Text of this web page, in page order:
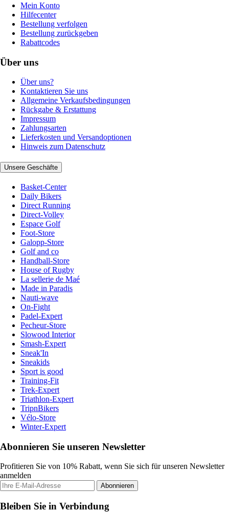
Mein Konto
Hilfecenter
Bestellung verfolgen
Bestellung zurückgeben
Rabattcodes
Über uns
Über uns?
Kontaktieren Sie uns
Allgemeine Verkaufsbedingungen
Rückgabe & Erstattung
Impressum
Zahlungsarten
Lieferkosten und Versandoptionen
Hinweis zum Datenschutz
Unsere Geschäfte
Basket-Center
Daily Bikers
Direct Running
Direct-Volley
Espace Golf
Foot-Store
Galopp-Store
Golf and co
Handball-Store
House of Rugby
La sellerie de Maé
Made in Paradis
Nauti-wave
On-Fight
Padel-Expert
Pecheur-Store
Slowood Interior
Smash-Expert
Sneak'In
Sneakids
Sport is good
Training-Fit
Trek-Expert
Triathlon-Expert
TripnBikers
Vélo-Store
Winter-Expert
Abonnieren Sie unseren Newsletter
Profitieren Sie von 10% Rabatt, wenn Sie sich für unseren Newsletter
anmelden
Abonnieren
Bleiben Sie in Verbindung